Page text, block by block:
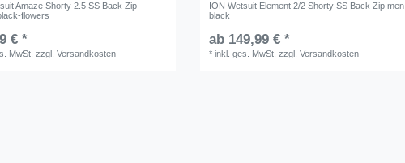
Amaze Shorty 2.5 SS Back Zip
flowers
€ *
MwSt. zzgl.Versandkosten
ION Wetsuit Element 2/2 Shorty SS Back Zip men
black
ab 149,99 € *
*inkl. ges. MwSt. zzgl.Versandkosten